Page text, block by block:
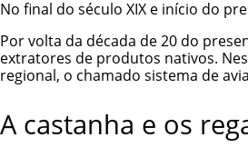
No final do século XIX e início do
Por volta da década de 20 do
extratores de produtos nativos.
regional, o chamado sistema de
A castanha e os